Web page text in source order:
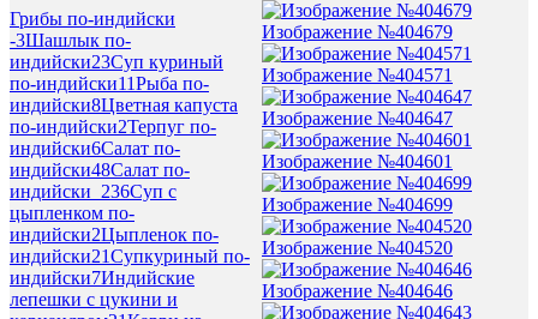
Грибы по-индийски
-3Шашлык по-
индийски23Суп куриный
по-индийски11Рыба по-
индийски8Цветная капуста
по-индийски2Терпуг по-
индийски6Салат по-
индийски48Салат по-
индийски_236Суп с
цыпленком по-
индийски2Цыпленок по-
индийски21Супкуриный по-
индийски7Индийские
лепешки с цукини и
Изображение №404679
Изображение №404571
Изображение №404647
Изображение №404601
Изображение №404699
Изображение №404520
Изображение №404646